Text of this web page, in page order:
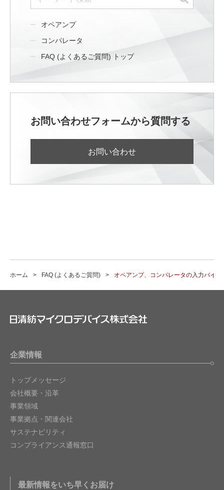
オペアンプ
コンパレータ
FAQ (よくあるご質問) トップ
お問い合わせフォームから質問する
お問い合わせ
ホーム FAQ (よくあるご質問) オペアンプ、コンパレータの入力バイ
企業情報
トップメッセージ
会社概要・沿革
事業領域
事業拠点・関連会社
サステナビリティ
コンプライアンス通報窓口
最新情報をいち早くお届け